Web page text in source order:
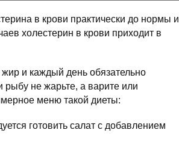
в крови практически до нормы и
холестерин в крови приходит в
и каждый день обязательно
не жарьте, а варите или
меню такой диеты:
готовить салат с добавлением